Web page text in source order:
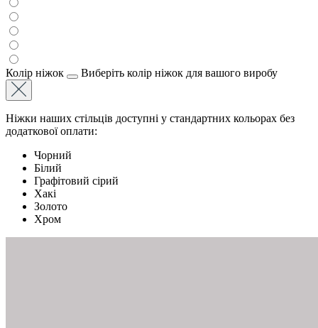
Колір ніжок Виберіть колір ніжок для вашого виробу
Ніжки наших стільців доступні у стандартних кольорах без
додаткової оплати:
Чорний
Білий
Графітовий сірий
Хакі
Золото
Хром